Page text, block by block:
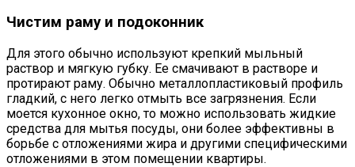
Чистим раму и подоконник
Для этого обычно используют крепкий мыльный
раствор и мягкую губку. Ее смачивают в растворе и
протирают раму. Обычно металлопластиковый профиль
гладкий, с него легко отмыть все загрязнения. Если
моется кухонное окно, то можно использовать жидкие
средства для мытья посуды, они более эффективны в
борьбе с отложениями жира и другими специфическими
отложениями в этом помещении квартиры.